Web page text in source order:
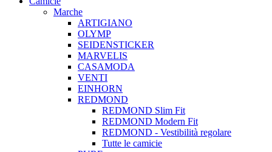
Marche
ARTIGIANO
OLYMP
SEIDENSTICKER
MARVELIS
CASAMODA
VENTI
EINHORN
REDMOND
REDMOND Slim Fit
REDMOND Modern Fit
REDMOND - Vestibilità regolare
Tutte le camicie